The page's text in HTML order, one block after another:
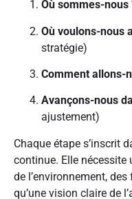
Où sommes-nous
Où voulons-nous
stratégie)
Comment allons-
Avançons-nous
ajustement)
Chaque étape s’inscrit
continue. Elle
de l’environnement,
qu’une vision claire de